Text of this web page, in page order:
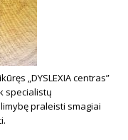
„DYSLEXIA centras”
specialistų
praleisti smagiai